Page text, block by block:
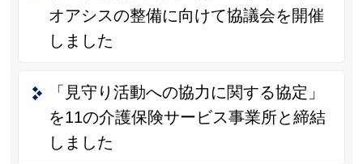
オアシスの整備に向けて協議会を開催
しました
「見守り活動への協力に関する協定」
を11の介護保険サービス事業所と締結
しました